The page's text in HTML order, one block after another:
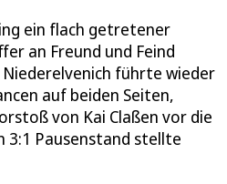
ein flach getretener
an Freund und Feind
Niederelvenich führte wieder
auf beiden Seiten,
von Kai Claßen vor die
3:1 Pausenstand stellte